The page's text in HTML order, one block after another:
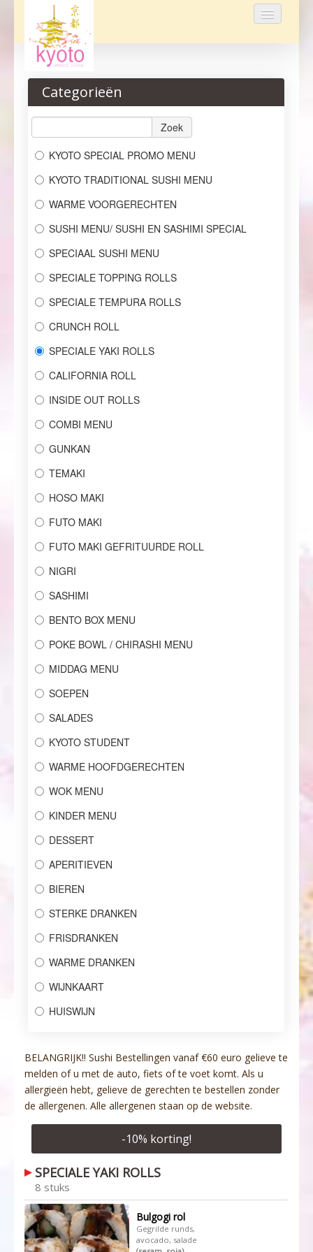
Home
Bestellen
Reservaties
Over ons
Contact
Categorieën
Zoek
KYOTO SPECIAL PROMO MENU
KYOTO TRADITIONAL SUSHI MENU
WARME VOORGERECHTEN
SUSHI MENU/ SUSHI EN SASHIMI SPECIAL
SPECIAAL SUSHI MENU
SPECIALE TOPPING ROLLS
SPECIALE TEMPURA ROLLS
CRUNCH ROLL
SPECIALE YAKI ROLLS
CALIFORNIA ROLL
INSIDE OUT ROLLS
COMBI MENU
GUNKAN
TEMAKI
HOSO MAKI
FUTO MAKI
FUTO MAKI GEFRITUURDE ROLL
NIGRI
SASHIMI
BENTO BOX MENU
POKE BOWL / CHIRASHI MENU
MIDDAG MENU
SOEPEN
SALADES
KYOTO STUDENT
WARME HOOFDGERECHTEN
WOK MENU
KINDER MENU
DESSERT
APERITIEVEN
BIEREN
STERKE DRANKEN
FRISDRANKEN
WARME DRANKEN
WIJNKAART
HUISWIJN
BELANGRIJK!! Sushi Bestellingen vanaf €60 euro gelieve te
melden of u met de auto, fiets of te voet komt. Als u
allergieën hebt, gelieve de gerechten te bestellen zonder
de allergenen. Alle allergenen staan op de website.
-10% korting!
SPECIALE YAKI ROLLS
8 stuks
Bulgogi rol
Gegrilde runds,
avocado, salade